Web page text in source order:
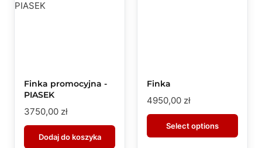
Finka promocyjna -
PIASEK
3750,00 zł
Dodaj do koszyka
Finka
4950,00 zł
Select options